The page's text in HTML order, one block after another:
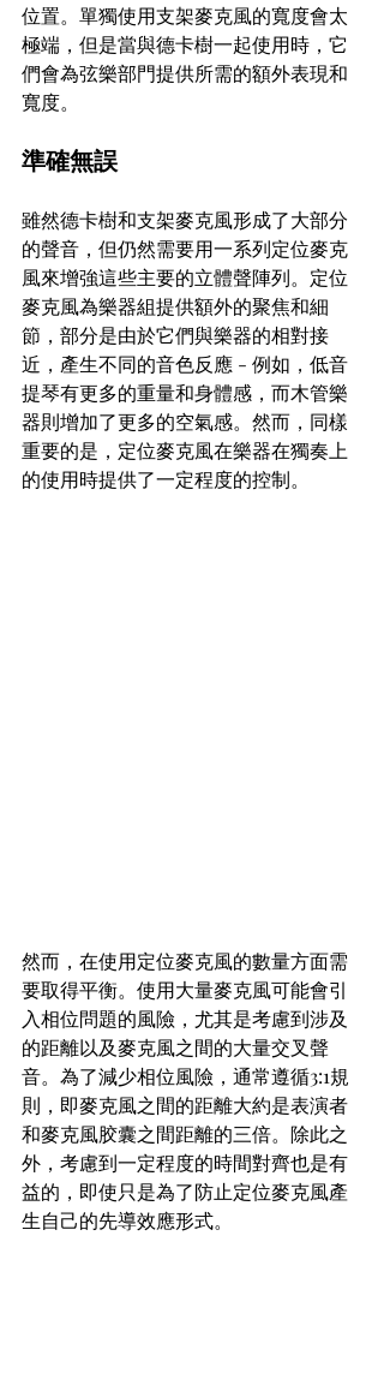
位置。單獨使用支架麥克風的寬度會太
極端，但是當與德卡樹一起使用時，它
們會為弦樂部門提供所需的額外表現和
寬度。
準確無誤
雖然德卡樹和支架麥克風形成了大部分
的聲音，但仍然需要用一系列定位麥克
風來增強這些主要的立體聲陣列。定位
麥克風為樂器組提供額外的聚焦和細
節，部分是由於它們與樂器的相對接
近，產生不同的音色反應 - 例如，低音
提琴有更多的重量和身體感，而木管樂
器則增加了更多的空氣感。然而，同樣
重要的是，定位麥克風在樂器在獨奏上
的使用時提供了一定程度的控制。
然而，在使用定位麥克風的數量方面需
要取得平衡。使用大量麥克風可能會引
入相位問題的風險，尤其是考慮到涉及
的距離以及麥克風之間的大量交叉聲
音。為了減少相位風險，通常遵循3:1規
則，即麥克風之間的距離大約是表演者
和麥克風胶囊之間距離的三倍。除此之
外，考慮到一定程度的時間對齊也是有
益的，即使只是為了防止定位麥克風產
生自己的先導效應形式。